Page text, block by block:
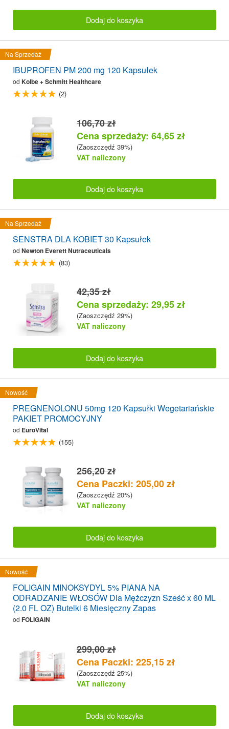
Dodaj do koszyka
Na Sprzedaż
IBUPROFEN PM 200 mg 120 Kapsułek
od Kolbe + Schmitt Healthcare
(2)
106,70 zł
Cena sprzedaży: 64,65 zł
(Zaoszczędź 39%)
VAT naliczony
Dodaj do koszyka
Na Sprzedaż
SENSTRA DLA KOBIET 30 Kapsułek
od Newton Everett Nutraceuticals
(83)
42,35 zł
Cena sprzedaży: 29,95 zł
(Zaoszczędź 29%)
VAT naliczony
Dodaj do koszyka
Nowość
PREGNENOLONU 50mg 120 Kapsułki Wegetariańskie
PAKIET PROMOCYJNY
od EuroVital
(155)
256,20 zł
Cena Paczki: 205,00 zł
(Zaoszczędź 20%)
VAT naliczony
Dodaj do koszyka
Nowość
FOLIGAIN MINOKSYDYL 5% PIANA NA
ODRADZANIE WŁOSÓW Dla Mężczyzn Sześć x 60 ML
(2.0 FL OZ) Butelki 6 Miesięczny Zapas
od FOLIGAIN
299,00 zł
Cena Paczki: 225,15 zł
(Zaoszczędź 25%)
VAT naliczony
Dodaj do koszyka